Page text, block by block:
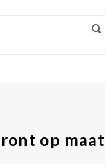
op maat